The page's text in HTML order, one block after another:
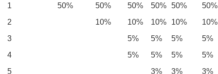
1 50% 50% 50% 50% 50%
50%
2
10% 10% 10% 10%
10%
3
5% 5% 5%
5%
4
5% 5% 5%
5%
5
3% 3%
3%